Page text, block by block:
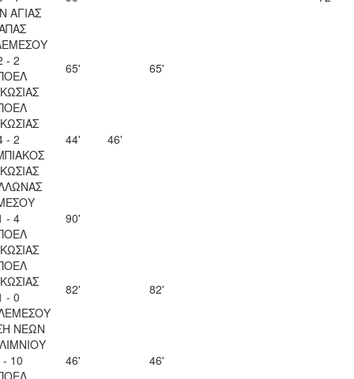
ΑΓΙΑΣ
- 2
65' 65'
- 2
44' 46'
- 4
90'
- 0
82' 82'
ΝΕΩΝ
- 10
46' 46'